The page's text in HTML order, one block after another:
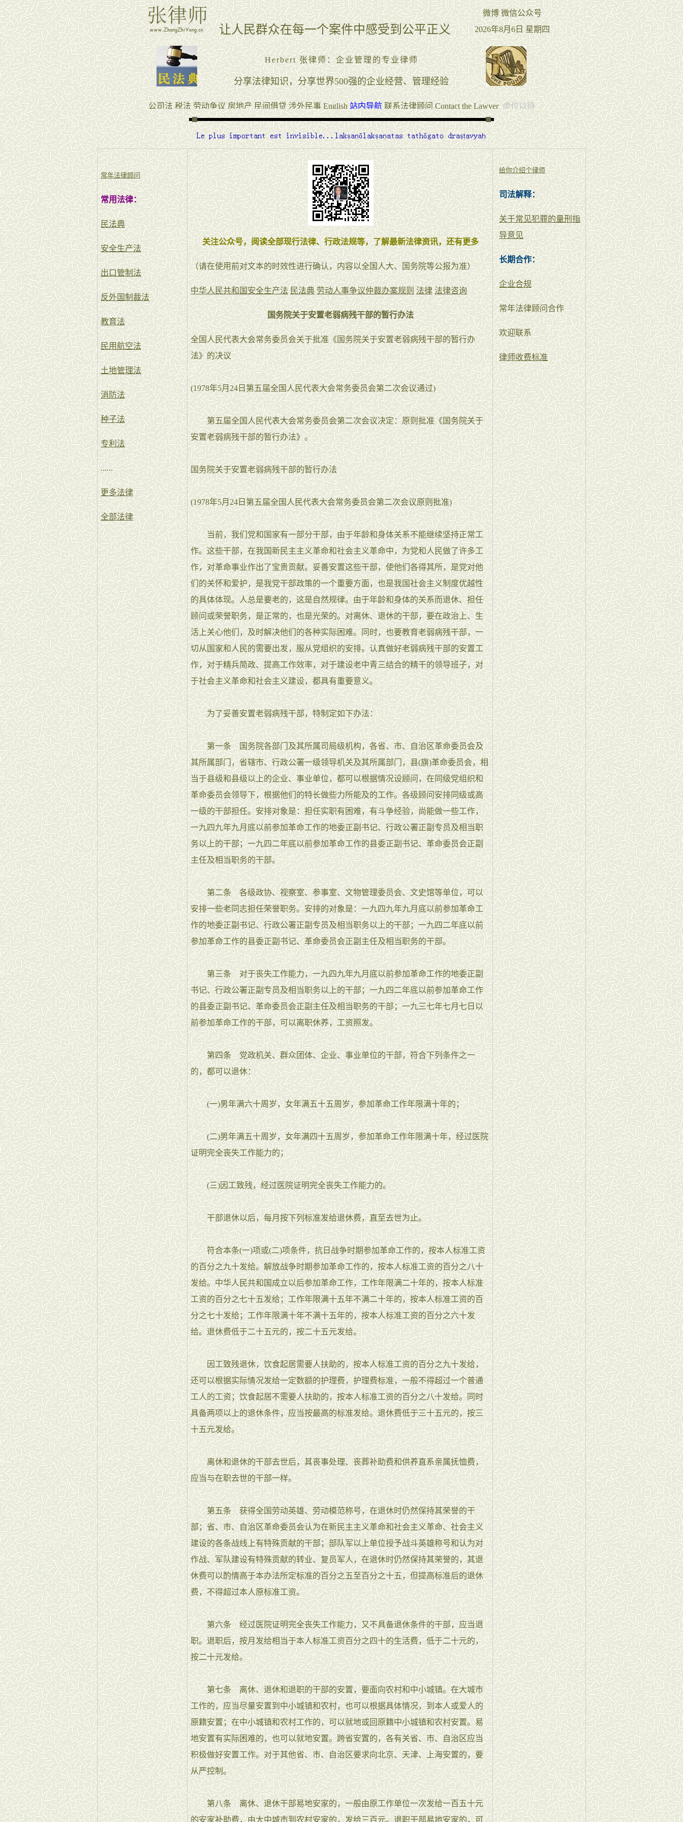
常年法律顾问
常用法律：
民法典
安全生产法
出口管制法
反外国制裁法
教育法
民用航空法
土地管理法
消防法
种子法
专利法
......
更多法律
全部法律
关注公众号，阅读全部现行法律、行政法规等，了解最新法律资讯，还有更多
（请在使用前对文本的时效性进行确认，内容以全国人大、国务院等公报为准）
中华人民共和国安全生产法 民法典 劳动人事争议仲裁办案规则 法律 法律咨询
国务院关于安置老弱病残干部的暂行办法
全国人民代表大会常务委员会关于批准《国务院关于安置老弱病残干部的暂行办
法》的决议
(1978年5月24日第五届全国人民代表大会常务委员会第二次会议通过)
第五届全国人民代表大会常务委员会第二次会议决定：原则批准《国务院关于
安置老弱病残干部的暂行办法》。
国务院关于安置老弱病残干部的暂行办法
(1978年5月24日第五届全国人民代表大会常务委员会第二次会议原则批准)
当前，我们党和国家有一部分干部，由于年龄和身体关系不能继续坚持正常工
作。这些干部，在我国新民主主义革命和社会主义革命中，为党和人民做了许多工
作，对革命事业作出了宝贵贡献。妥善安置这些干部，使他们各得其所，是党对他
们的关怀和爱护，是我党干部政策的一个重要方面，也是我国社会主义制度优越性
的具体体现。人总是要老的，这是自然规律。由于年龄和身体的关系而退休、担任
顾问或荣誉职务，是正常的，也是光荣的。对离休、退休的干部，要在政治上、生
活上关心他们，及时解决他们的各种实际困难。同时，也要教育老弱病残干部，一
切从国家和人民的需要出发，服从党组织的安排。认真做好老弱病残干部的安置工
作，对于精兵简政、提高工作效率，对于建设老中青三结合的精干的领导班子，对
于社会主义革命和社会主义建设，都具有重要意义。
为了妥善安置老弱病残干部，特制定如下办法：
第一条 国务院各部门及其所属司局级机构，各省、市、自治区革命委员会及
其所属部门，省辖市、行政公署一级领导机关及其所属部门，县(旗)革命委员会，相
当于县级和县级以上的企业、事业单位，都可以根据情况设顾问，在同级党组织和
革命委员会领导下，根据他们的特长做些力所能及的工作。各级顾问安排同级或高
一级的干部担任。安排对象是：担任实职有困难，有斗争经验，尚能做一些工作，
一九四九年九月底以前参加革命工作的地委正副书记、行政公署正副专员及相当职
务以上的干部；一九四二年底以前参加革命工作的县委正副书记、革命委员会正副
主任及相当职务的干部。
第二条 各级政协、视察室、参事室、文物管理委员会、文史馆等单位，可以
安排一些老同志担任荣誉职务。安排的对象是：一九四九年九月底以前参加革命工
作的地委正副书记、行政公署正副专员及相当职务以上的干部；一九四二年底以前
参加革命工作的县委正副书记、革命委员会正副主任及相当职务的干部。
第三条 对于丧失工作能力，一九四九年九月底以前参加革命工作的地委正副
书记、行政公署正副专员及相当职务以上的干部；一九四二年底以前参加革命工作
的县委正副书记、革命委员会正副主任及相当职务的干部；一九三七年七月七日以
前参加革命工作的干部，可以离职休养，工资照发。
第四条 党政机关、群众团体、企业、事业单位的干部，符合下列条件之一
的，都可以退休：
(一)男年满六十周岁，女年满五十五周岁，参加革命工作年限满十年的；
(二)男年满五十周岁，女年满四十五周岁，参加革命工作年限满十年，经过医院
证明完全丧失工作能力的；
(三)因工致残，经过医院证明完全丧失工作能力的。
干部退休以后，每月按下列标准发给退休费，直至去世为止。
符合本条(一)项或(二)项条件，抗日战争时期参加革命工作的，按本人标准工资
的百分之九十发给。解放战争时期参加革命工作的，按本人标准工资的百分之八十
发给。中华人民共和国成立以后参加革命工作，工作年限满二十年的，按本人标准
工资的百分之七十五发给；工作年限满十五年不满二十年的，按本人标准工资的百
分之七十发给；工作年限满十年不满十五年的，按本人标准工资的百分之六十发
给。退休费低于二十五元的，按二十五元发给。
因工致残退休，饮食起居需要人扶助的，按本人标准工资的百分之九十发给，
还可以根据实际情况发给一定数额的护理费，护理费标准，一般不得超过一个普通
工人的工资；饮食起居不需要人扶助的，按本人标准工资的百分之八十发给。同时
具备两项以上的退休条件，应当按最高的标准发给。退休费低于三十五元的，按三
十五元发给。
离休和退休的干部去世后，其丧事处理、丧葬补助费和供养直系亲属抚恤费，
应当与在职去世的干部一样。
第五条 获得全国劳动英雄、劳动模范称号，在退休时仍然保持其荣誉的干
部；省、市、自治区革命委员会认为在新民主主义革命和社会主义革命、社会主义
建设的各条战线上有特殊贡献的干部；部队军以上单位授予战斗英雄称号和认为对
作战、军队建设有特殊贡献的转业、复员军人，在退休时仍然保持其荣誉的，其退
休费可以酌情高于本办法所定标准的百分之五至百分之十五，但提高标准后的退休
费，不得超过本人原标准工资。
第六条 经过医院证明完全丧失工作能力，又不具备退休条件的干部，应当退
职。退职后，按月发给相当于本人标准工资百分之四十的生活费，低于二十元的，
按二十元发给。
第七条 离休、退休和退职的干部的安置，要面向农村和中小城镇。在大城市
工作的，应当尽量安置到中小城镇和农村，也可以根据具体情况，到本人或爱人的
原籍安置；在中小城镇和农村工作的，可以就地或回原籍中小城镇和农村安置。易
地安置有实际困难的，也可以就地安置。跨省安置的，各有关省、市、自治区应当
积极做好安置工作。对于其他省、市、自治区要求向北京、天津、上海安置的，要
从严控制。
第八条 离休、退休干部易地安家的，一般由原工作单位一次发给一百五十元
的安家补助费，由大中城市到农村安家的，发给三百元。退职干部易地安家的，可
给你介绍个律师
司法解释：
关于常见犯罪的量刑指
导意见
长期合作：
企业合规
常年法律顾问合作
欢迎联系
律师收费标准